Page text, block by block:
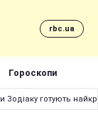
rbc.ua
Гороскопи
Зодіаку готують